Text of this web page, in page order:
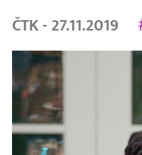
ČTK - 27.11.2019